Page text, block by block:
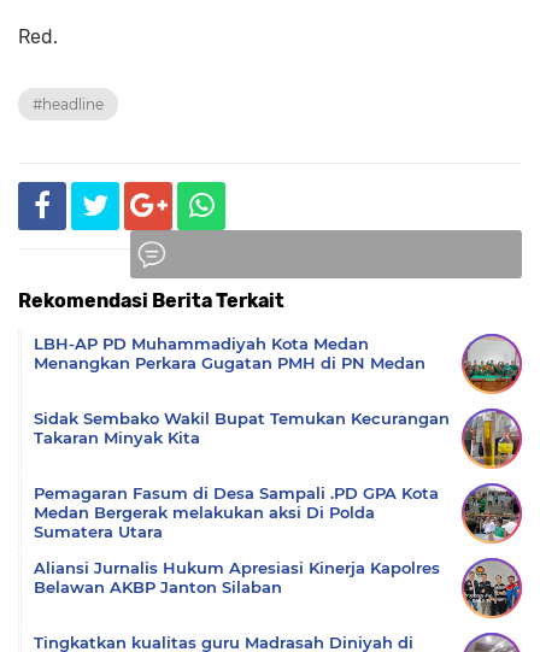
Red.
#headline
Rekomendasi Berita Terkait
LBH-AP PD Muhammadiyah Kota Medan
Menangkan Perkara Gugatan PMH di PN Medan
Sidak Sembako Wakil Bupat Temukan Kecurangan
Takaran Minyak Kita
Pemagaran Fasum di Desa Sampali .PD GPA Kota
Medan Bergerak melakukan aksi Di Polda
Sumatera Utara
Aliansi Jurnalis Hukum Apresiasi Kinerja Kapolres
Belawan AKBP Janton Silaban
Tingkatkan kualitas guru Madrasah Diniyah di